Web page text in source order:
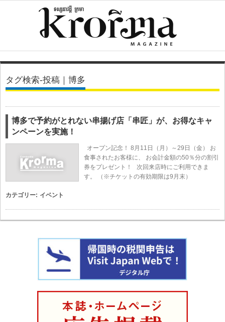
タグ検索-投稿｜博多
博多で予約がとれない串揚げ店「串匠」が、お得なキャ
ンペーンを実施！
オープン記念！ 8月11日（月）～29日（金） お
食事されたお客様に、 お会計金額の50％分の割引
券をプレゼント！ 次回来店時にご利用できま
す。 （※チケットの有効期限は9月末）
カテゴリー: イベント